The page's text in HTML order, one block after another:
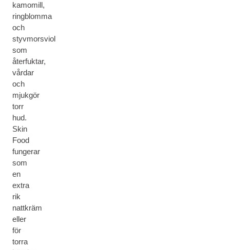
kamomill,
ringblomma
och
styvmorsviol
som
återfuktar,
vårdar
och
mjukgör
torr
hud.
Skin
Food
fungerar
som
en
extra
rik
nattkräm
eller
för
torra